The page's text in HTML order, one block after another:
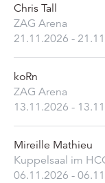
Chris Tall
ZAG Arena
21.11.2026 -
koRn
ZAG Arena
13.11.2026 -
Mireille Mathieu
Kuppelsaal im
06.11.2026 -